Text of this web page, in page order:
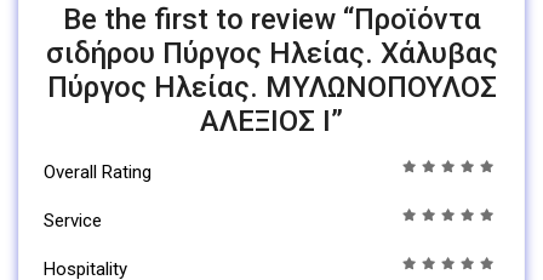
Be the first to review “Προϊόντα
σιδήρου Πύργος Ηλείας. Χάλυβας
Πύργος Ηλείας. ΜΥΛΩΝΟΠΟΥΛΟΣ
ΑΛΕΞΙΟΣ Ι”
Overall Rating
Service
Hospitality